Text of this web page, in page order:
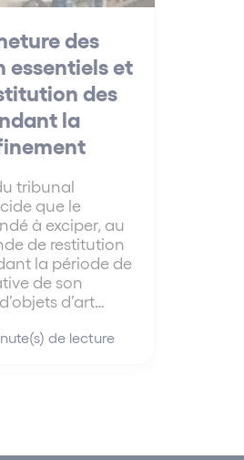
des
essentiels et
des
la
tribunal
que le
à exciper, au
de restitution
la période de
de son
d’art…
de lecture